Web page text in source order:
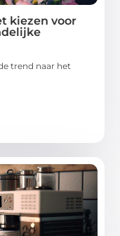
kiezen voor
trend naar het